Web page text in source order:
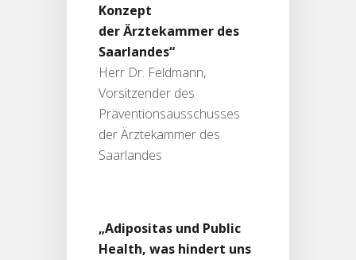
Konzept
der Ärztekammer des
Saarlandes“
Herr Dr. Feldmann,
Vorsitzender des
Präventionsausschusses
der Ärztekammer des
Saarlandes
„Adipositas und Public
Health, was hindert uns